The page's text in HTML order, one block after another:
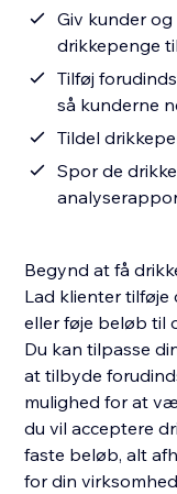
Giv kunder
drikkepenge
Tilføj
så kunderne
Tildel
Spor de
Begynd at få
Lad klienter tilføje
eller føje beløb til
Du kan tilpasse
at tilbyde
mulighed for at
du vil acceptere
faste beløb, alt
for din